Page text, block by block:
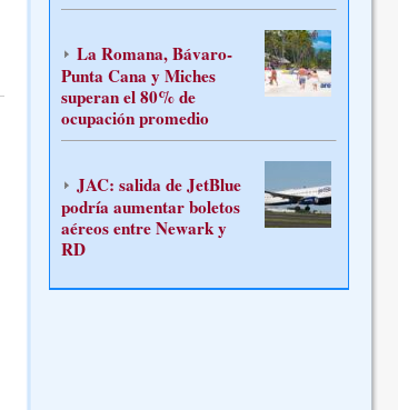
La Romana, Bávaro-
Punta Cana y Miches
superan el 80% de
ocupación promedio
JAC: salida de JetBlue
podría aumentar boletos
aéreos entre Newark y
RD